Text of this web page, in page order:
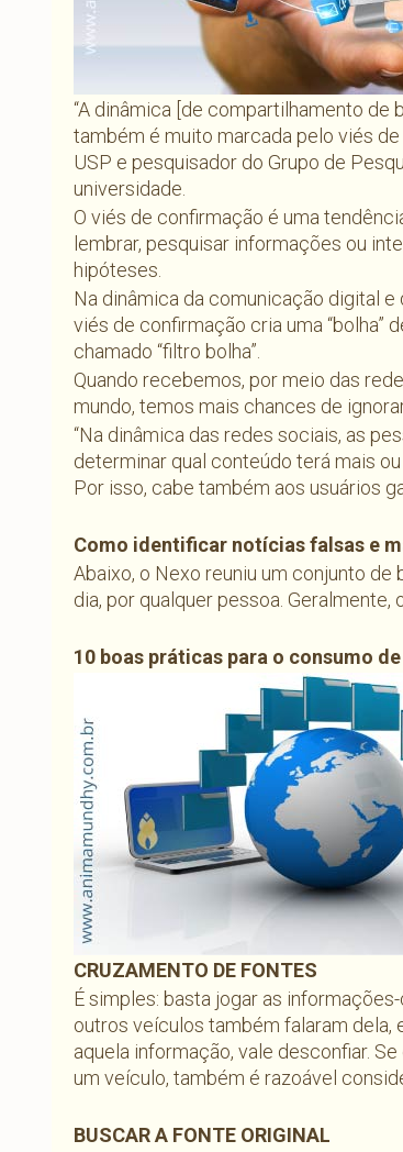
“A dinâmica [de compartilhamento
também é muito marcada pelo viés
USP e pesquisador do Grupo de
universidade.
O viés de confirmação é uma
lembrar, pesquisar informações ou
hipóteses.
Na dinâmica da comunicação digital
viés de confirmação cria uma “bolha”
chamado “filtro bolha”.
Quando recebemos, por meio das
mundo, temos mais chances de
“Na dinâmica das redes sociais, as
determinar qual conteúdo terá mais
Por isso, cabe também aos usuários
Como identificar notícias falsas e
Abaixo, o Nexo reuniu um conjunto
dia, por qualquer pessoa.
10 boas práticas para o consumo
CRUZAMENTO DE FONTES
É simples: basta jogar as
outros veículos também falaram dela,
aquela informação, vale desconfiar.
um veículo, também é razoável
BUSCAR A FONTE ORIGINAL